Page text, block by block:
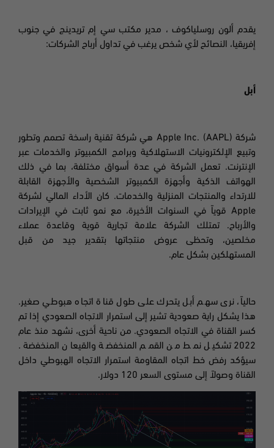
يقدم ألون روسلياكوف ، مدير مكتب سي إم تريدينج في جنوب
إفريقيا، النصائح لأي شخص يرغب في تداول أرباح الشركات:
أبل
شركةApple Inc. (AAPL)
هي شركة تقنية راسخة تصمم وتطور
وتبيع الإلكترونيات الاستهلاكية وبرامج الكمبيوتر والخدمات عبر
الإنترنت. تعمل الشركة في عدة أسواق مختلفة، بما في ذلك
الهواتف الذكية وأجهزة الكمبيوتر الشخصية والأجهزة القابلة
للارتداء والمنتجات المنزلية والخدمات. كان الأداء المالي لشركة
Apple قوياً في السنوات الأخيرة، مع نمو ثابت في الإيرادات
والأرباح. تمتلك الشركة علامة تجارية قوية وقاعدة عملاء
مخلصين، وتحظى عروض منتجاتها بتقدير جيد من قبل
المستهلكين بشكل عام.
حالياً، نرى سهم أبل يتحرك على طول قناة اتجاه هبوطي صغير.
هذا يشكل راية صعودية تشير إلى استمرار الاتجاه الصعودي إذا تم
كسر القناة في الاتجاه الصعودي. من ناحية أخرى، نشهد منذ عام
2022 تشكيل نمط من القمم المنخفضة والقيعان المنخفضة.
سيؤكد رفض خط اتجاه المقاومة استمرار الاتجاه الهبوطي داخل
القناة وصولاً إلى مستوى السعر 120 دولار
.